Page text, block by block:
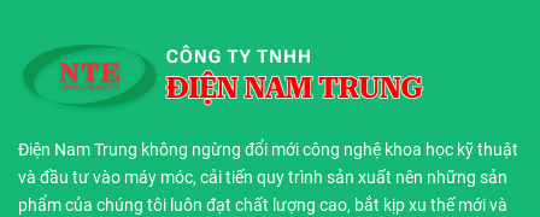
Điện Nam Trung không ngừng đổi mới công nghệ khoa học kỹ thuật
và đầu tư vào máy móc, cải tiến quy trình sản xuất nên những sản
phẩm của chúng tôi luôn đạt chất lượng cao, bắt kịp xu thế mới và